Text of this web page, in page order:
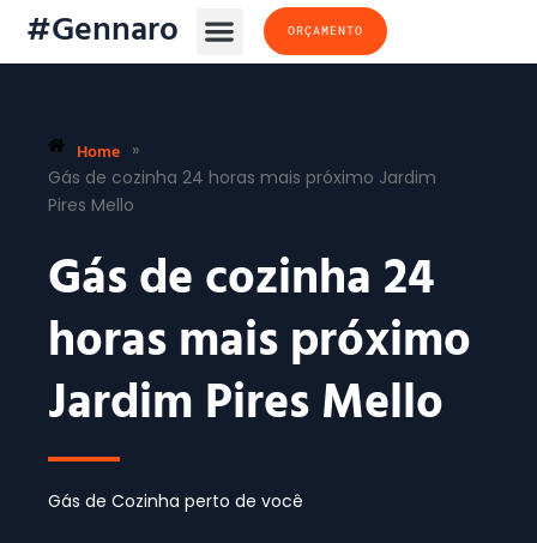
#Gennaro ORÇAMENTO
Home »
Gás de cozinha 24 horas mais próximo Jardim
Pires Mello
Gás de cozinha 24
horas mais próximo
Jardim Pires Mello
Gás de Cozinha perto de você